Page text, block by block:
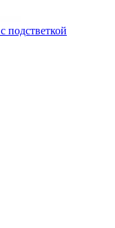
подстветкой